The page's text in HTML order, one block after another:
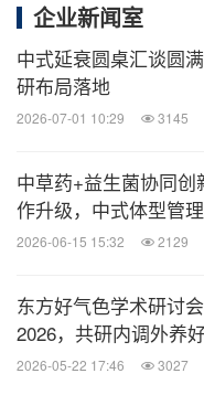
旭先生受聘为养固
信，经典方剂历经
证过，是大浪淘沙
方剂的讲求君臣佐
哲学的平衡之道。
合，意义非凡。
发布。无限极全球
公司副董事长俞江林
既承载着中华优秀
企业新闻室
中式延衰圆桌汇谈圆
研布局落地
2026-07-01 10:29 3145
中草药+益生菌协同创
作升级，中式体型管
2026-06-15 15:32 2129
东方好气色学术研讨
2026，共研内调外养
2026-05-22 17:46 3027